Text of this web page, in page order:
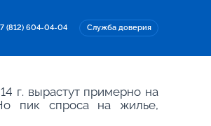
(812) 604-04-04 Служба доверия
г. вырастут примерно на
пик спроса на жилье,